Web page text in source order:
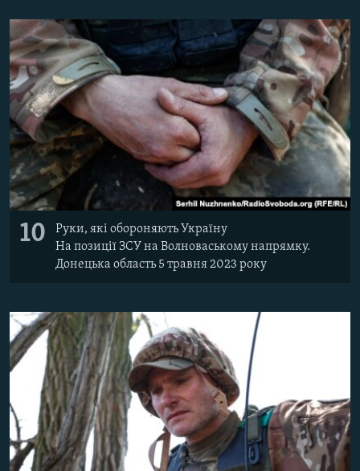
10
Руки, які обороняють Україну
На позиції ЗСУ на Волноваському напрямку.
Донецька область 5 травня 2023 року